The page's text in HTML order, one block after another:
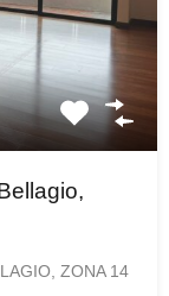
ZONA 14